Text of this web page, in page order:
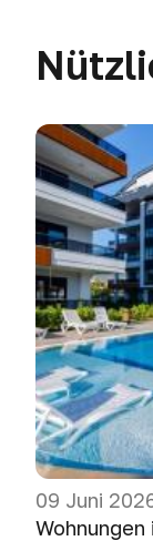
09 Juni